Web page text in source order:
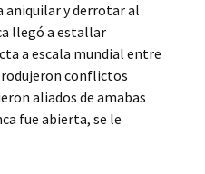
aniquilar y derrotar al
llegó a estallar
a escala mundial entre
conflictos
aliados de amabas
fue abierta, se le